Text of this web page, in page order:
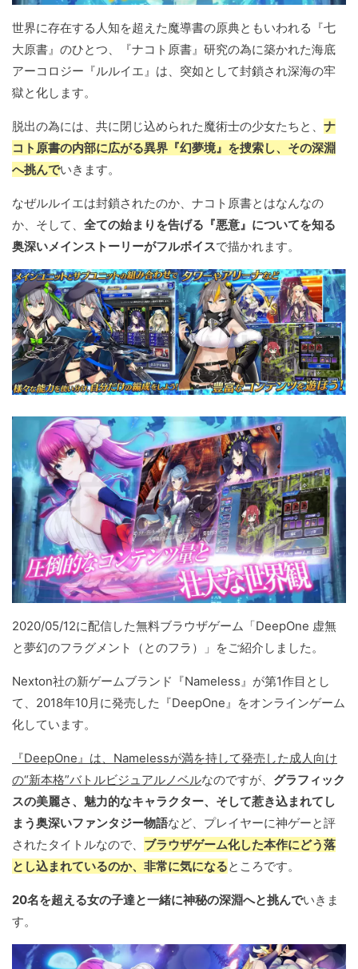
世界に存在する人知を超えた魔導書の原典ともいわれる『七
大原書』のひとつ、『ナコト原書』研究の為に築かれた海底
アーコロジー『ルルイエ』は、突如として封鎖され深海の牢
獄と化します。
脱出の為には、共に閉じ込められた魔術士の少女たちと、 ナ
コト原書の内部に広がる異界『幻夢境』を捜索し、その深淵
へ挑んでいきます。
なぜルルイエは封鎖されたのか、ナコト原書とはなんなの
か、そして、 全ての始まりを告げる『悪意』についてを知る
奥深いメインストーリーがフルボイスで描かれます。
2020/05/12に配信した無料ブラウザゲーム「DeepOne 虚無
と夢幻のフラグメント（とのフラ）」をご紹介しました。
Nexton社の新ゲームブランド『Nameless』が第1作目とし
て、2018年10月に発売した『DeepOne』をオンラインゲーム
化しています。
『DeepOne』は、Namelessが満を持して発売した成人向け
の“新本格”バトルビジュアルノベルなのですが、 グラフィック
スの美麗さ、魅力的なキャラクター、そして惹き込まれてし
まう奥深いファンタジー物語など、プレイヤーに神ゲーと評
されたタイトルなので、 ブラウザゲーム化した本作にどう落
とし込まれているのか、非常に気になるところです。
20名を超える女の子達と一緒に神秘の深淵へと挑んでいきま
す。